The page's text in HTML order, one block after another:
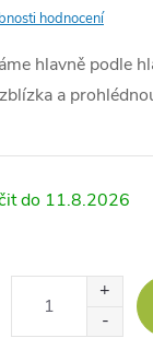
hodnocení
hlavně podle
a
11.8.2026